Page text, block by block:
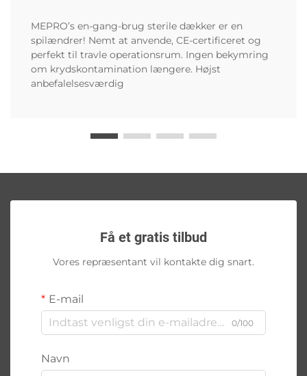
MEPRO’s en-gang-brug sterile dækker er en
spilændrer! Nemt at anvende, CE-certificeret og
perfekt til travle operationsrum. Ingen bekymring
om krydskontamination længere. Højst
anbefalelsesværdig
Få et gratis tilbud
Vores repræsentant vil kontakte dig snart.
E-mail
0/100
Navn